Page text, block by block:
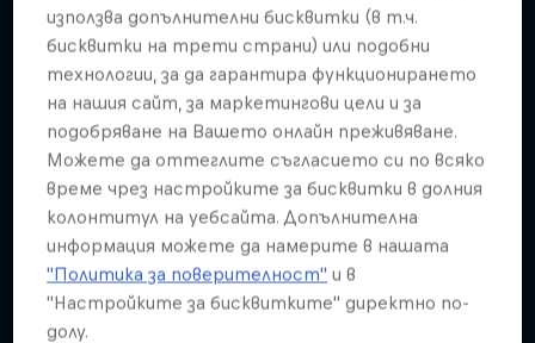
Подобни
използва допълнителни бисквитки (в т.ч.
бисквитки на трети страни) или подобни
технологии, за да гарантира функционирането
на нашия сайт, за маркетингови цели и за
подобряване на Вашето онлайн преживяване.
Можете да оттеглите съгласието си по всяко
време чрез настройките за бисквитки в долния
колонтитул на уебсайта. Допълнителна
информация можете да намерите в нашата
"Политика за поверителност" и в
"Настройките за бисквитките" директно по-
долу.